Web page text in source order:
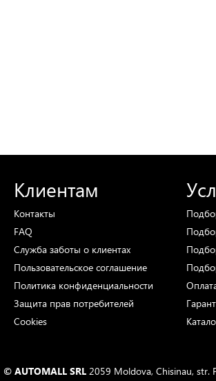
Клиентам
Контакты
FAQ
Служба заботы о клиентах
Пользовательское соглашение
Политика конфиденциальности
Защита прав потребителей
Cookies
© AUTOMALL SRL 2059 Moldova, Chisinau, str.